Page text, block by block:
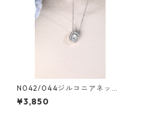
N042/044ジルコニアネック
レス
¥3,850